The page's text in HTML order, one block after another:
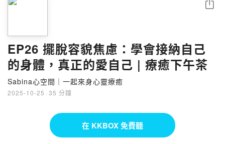
EP26 擺脫容貌焦慮：學會接納自己
的身體，真正的愛自己 | 療癒下午茶
Sabina心空間｜一起來身心靈療癒
2025-10-25 · 35 分鐘
分享
在 KKBOX 免費聽